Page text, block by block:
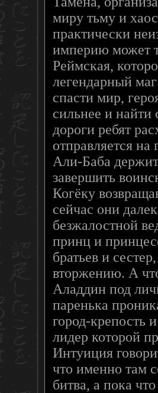
миру тьму и
практически
империю может
Реймская,
легендарный
спасти мир,
сильнее и
дороги ребят
отправляется
Али-Баба
завершить
Когёку
сейчас они
безжалостной
принц и
братьев и
вторжению. А
Аладдин под
паренька
город-крепость
лидер которой
Интуиция
что именно там
битва, а пока